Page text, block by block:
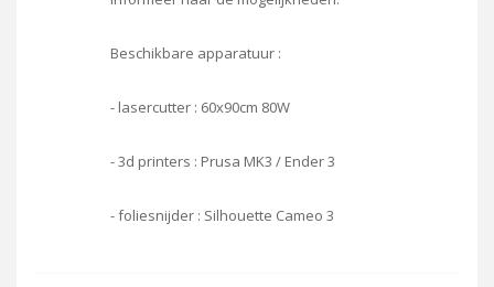
Beschikbare apparatuur :
- lasercutter : 60x90cm 80W
- 3d printers : Prusa MK3 / Ender 3
- foliesnijder : Silhouette Cameo 3